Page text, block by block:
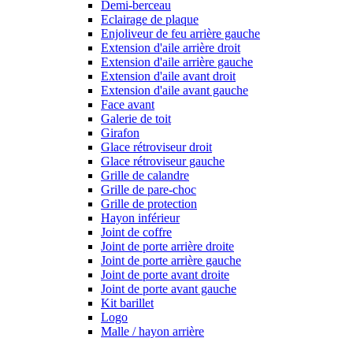
Demi-berceau
Eclairage de plaque
Enjoliveur de feu arrière gauche
Extension d'aile arrière droit
Extension d'aile arrière gauche
Extension d'aile avant droit
Extension d'aile avant gauche
Face avant
Galerie de toit
Girafon
Glace rétroviseur droit
Glace rétroviseur gauche
Grille de calandre
Grille de pare-choc
Grille de protection
Hayon inférieur
Joint de coffre
Joint de porte arrière droite
Joint de porte arrière gauche
Joint de porte avant droite
Joint de porte avant gauche
Kit barillet
Logo
Malle / hayon arrière